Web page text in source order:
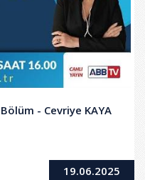
- Cevriye KAYA
19.06.2025